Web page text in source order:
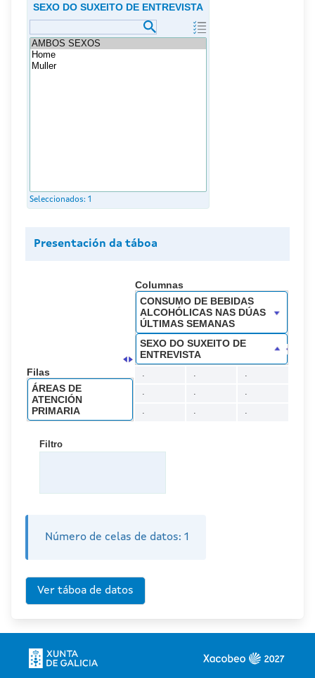
SEXO DO SUXEITO DE ENTREVISTA
Seleccionados: 1
Presentación da táboa
Columnas
CONSUMO DE BEBIDAS
ALCOHÓLICAS NAS DÚAS
ÚLTIMAS SEMANAS
SEXO DO SUXEITO DE
ENTREVISTA
Filas
ÁREAS DE
ATENCIÓN
PRIMARIA
Filtro
Número de celas de datos: 1